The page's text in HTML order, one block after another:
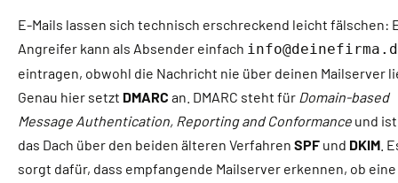
E-Mails lassen sich technisch erschreckend leicht fälschen:
Angreifer kann als Absender einfach
eintragen, obwohl die Nachricht nie über deinen Mailserver
Genau hier setzt DMARC an. DMARC steht für Domain-based
Message Authentication, Reporting and Conformance und ist
das Dach über den beiden älteren Verfahren SPF und DKIM .
sorgt dafür, dass empfangende Mailserver erkennen, ob eine